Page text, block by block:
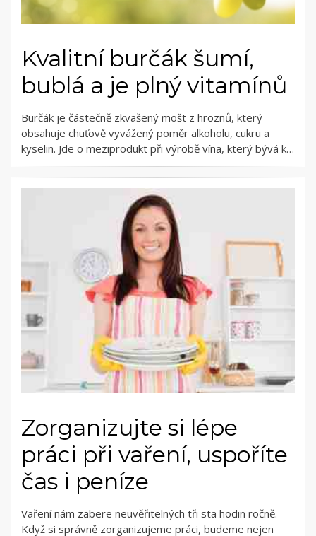
Kvalitní burčák šumí,
bublá a je plný vitamínů
Burčák je částečně zkvašený mošt z hroznů, který
obsahuje chuťově vyvážený poměr alkoholu, cukru a
kyselin. Jde o meziprodukt při výrobě vína, který bývá k…
Zorganizujte si lépe
práci při vaření, uspoříte
čas i peníze
Vaření nám zabere neuvěřitelných tři sta hodin ročně.
Když si správně zorganizujeme práci, budeme nejen